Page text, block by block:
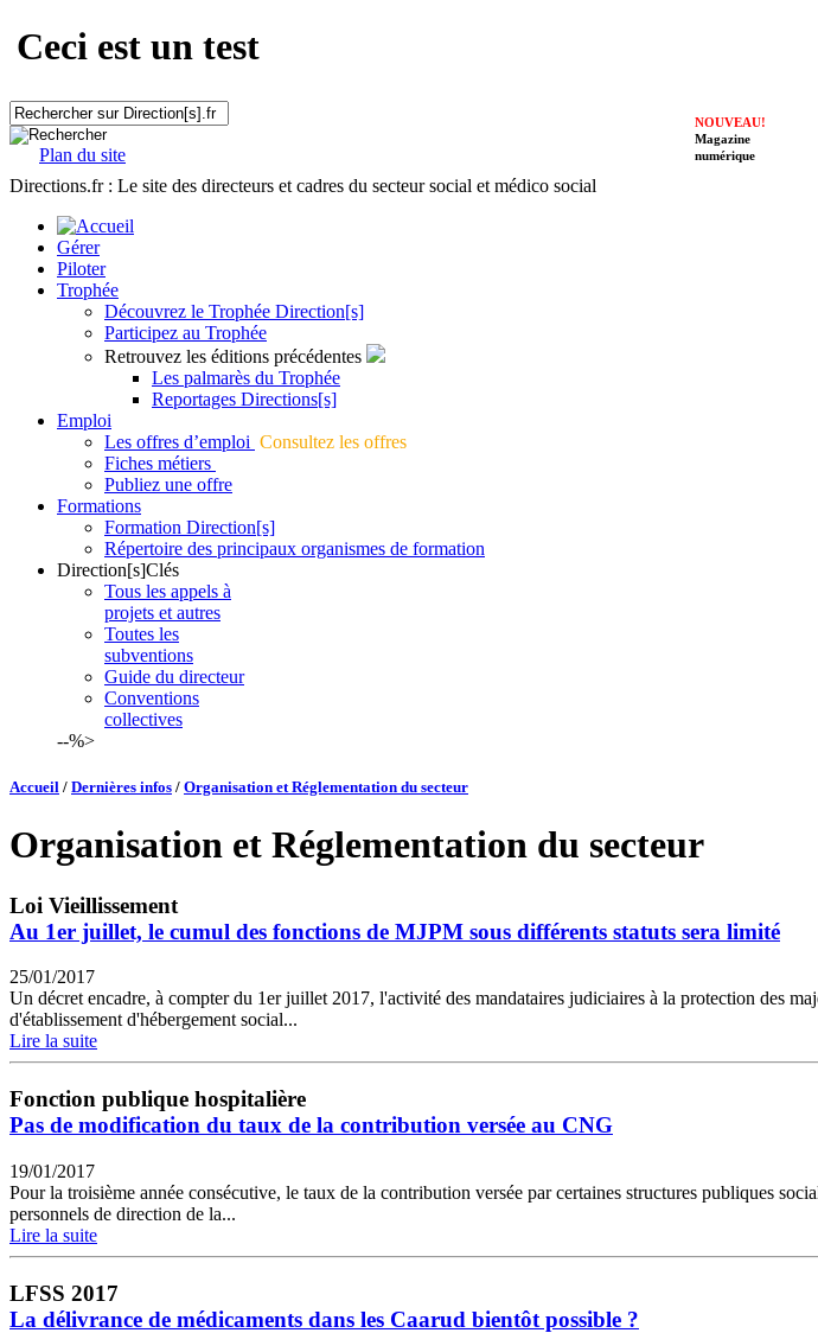
Ceci est un test
Plan du site
NOUVEAU!
Magazine
numérique
Directions.fr : Le site des directeurs et cadres du secteur social et médico social
Gérer
Piloter
Trophée
Découvrez le Trophée Direction[s]
Participez au Trophée
Retrouvez les éditions précédentes
Les palmarès du Trophée
Reportages Directions[s]
Emploi
Les offres d’emploi Consultez les offres
Fiches métiers
Publiez une offre
Formations
Formation Direction[s]
Répertoire des principaux organismes de formation
Direction[s]Clés
Tous les appels à
projets et autres
Toutes les
subventions
Guide du directeur
Conventions
collectives
--%>
Accueil / Dernières infos / Organisation et Réglementation du secteur
Organisation et Réglementation du secteur
Loi Vieillissement
Au 1er juillet, le cumul des fonctions de MJPM sous différents statuts sera limité
25/01/2017
Un décret encadre, à compter du 1er juillet 2017, l'activité des mandataires judiciaires à la protection des
d'établissement d'hébergement social...
Lire la suite
Fonction publique hospitalière
Pas de modification du taux de la contribution versée au CNG
19/01/2017
Pour la troisième année consécutive, le taux de la contribution versée par certaines structures publiques
personnels de direction de la...
Lire la suite
LFSS 2017
La délivrance de médicaments dans les Caarud bientôt possible ?